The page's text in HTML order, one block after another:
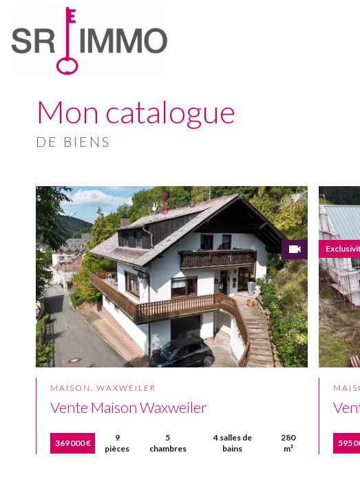
Mon catalogue
DE BIENS
MAISON, WAXWEILER
Vente Maison Waxweiler
369 000 €
9
pièces
5
chambres
4 salles de
bains
280
m²
595